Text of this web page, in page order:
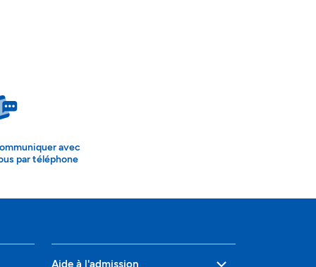
avec
par téléphone
Aide à l'admission